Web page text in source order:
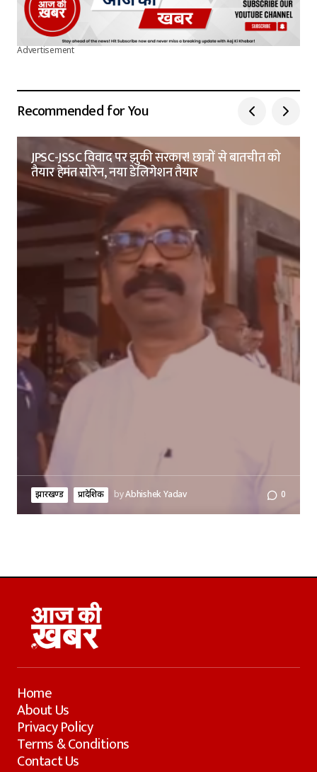
Advertisement
Recommended for You
JPSC-JSSC विवाद पर झुकी सरकार! छात्रों से बातचीत को
तैयार हेमंत सोरेन, नया डेलिगेशन तैयार
झारखण्ड प्रादेशिक byAbhishek Yadav 0
Home
About Us
Privacy Policy
Terms & Conditions
Contact Us